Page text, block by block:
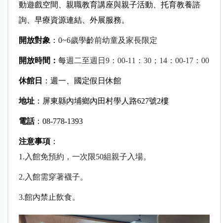
動遊戲空間、親職教育講座與親子活動、托育教養諮
詢、早療資源連結、外展服務。
開放對象 ： 0~6歲學齡前幼童及家長限定
開放時間： 每週二至週日9：00-11：30；14：00-17：00
休館日 ： 週一、國定假日休館
地址：屏東縣內埔鄉內田村學人路627號2樓
電話：08-778-1393
注意事項：
1. 入館免預約，一次限50組親子入場。
2. 入館需穿著襪子。
3.館內禁止飲食。